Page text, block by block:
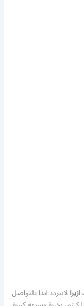
ازيرالاتتردد ابدا بالتواصل